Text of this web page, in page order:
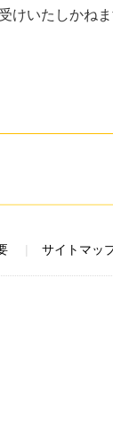
けいたしかね
サイトマッ